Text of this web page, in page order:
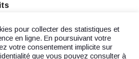
pour collecter des statistiques et
en ligne. En poursuivant votre
votre consentement implicite sur
que vous pouvez consulter à